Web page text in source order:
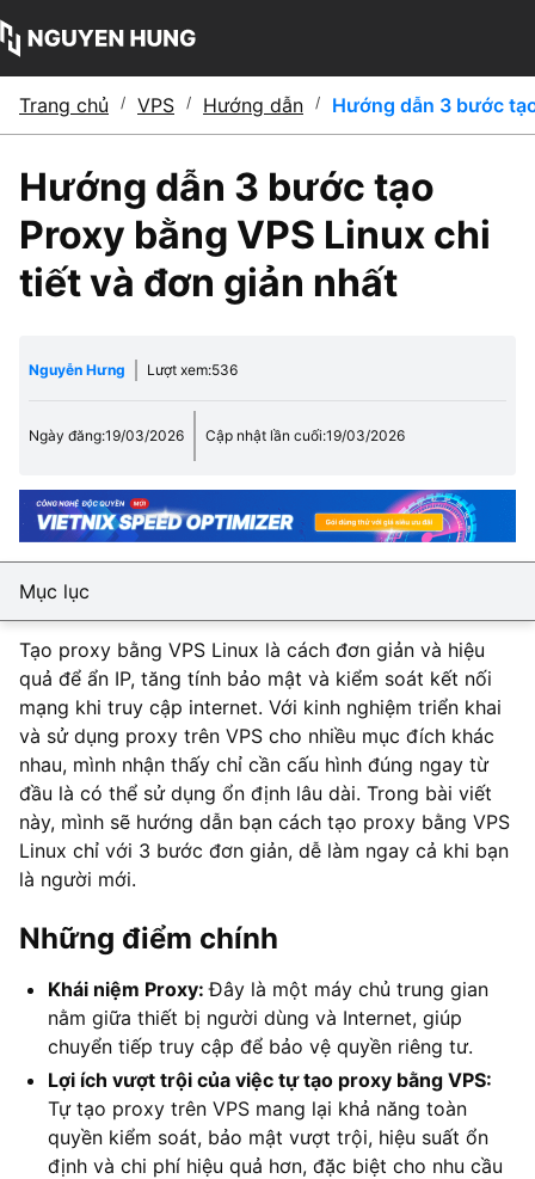
Trang chủ / VPS / Hướng dẫn / Hướng dẫn 3 bước
Hướng dẫn 3 bước tạo
Proxy bằng VPS Linux chi
tiết và đơn giản nhất
Nguyễn Hưng Lượt xem:536
Ngày đăng:19/03/2026 Cập nhật lần cuối:19/03/2026
Mục lục
Tạo proxy bằng VPS Linux là cách đơn giản và hiệu
quả để ẩn IP, tăng tính bảo mật và kiểm soát kết nối
mạng khi truy cập internet. Với kinh nghiệm triển khai
và sử dụng proxy trên VPS cho nhiều mục đích khác
nhau, mình nhận thấy chỉ cần cấu hình đúng ngay từ
đầu là có thể sử dụng ổn định lâu dài. Trong bài viết
này, mình sẽ hướng dẫn bạn cách tạo proxy bằng VPS
Linux chỉ với 3 bước đơn giản, dễ làm ngay cả khi bạn
là người mới.
Những điểm chính
Khái niệm Proxy:Đây là một máy chủ trung gian
nằm giữa thiết bị người dùng và Internet, giúp
chuyển tiếp truy cập để bảo vệ quyền riêng tư.
Lợi ích vượt trội của việc tự tạo proxy bằng VPS:
Tự tạo proxy trên VPS mang lại khả năng toàn
quyền kiểm soát, bảo mật vượt trội, hiệu suất ổn
định và chi phí hiệu quả hơn, đặc biệt cho nhu cầu